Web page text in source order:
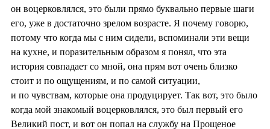
он воцерковлялся, это были прямо буквально первые шаги
его, уже в достаточно зрелом возрасте. Я почему говорю,
потому что когда мы с ним сидели, вспоминали эти вещи
на кухне, и поразительным образом я понял, что эта
история совпадает со мной, она прям вот очень близко
стоит и по ощущениям, и по самой ситуации,
и по чувствам, которые она продуцирует. Так вот, это было
когда мой знакомый воцерковлялся, это был первый его
Великий пост, и вот он попал на службу на Прощеное